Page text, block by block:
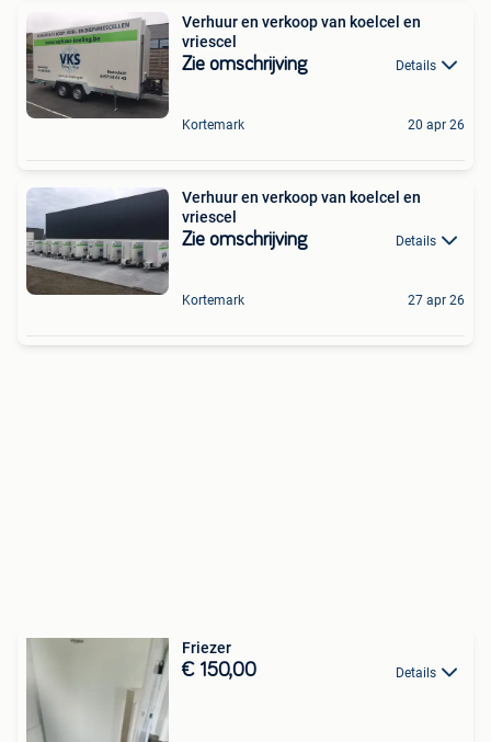
Verhuur en verkoop van koelcel en
vriescel
Zie omschrijving Details
Kortemark 20 apr 26
Verhuur en verkoop van koelcel en
vriescel
Zie omschrijving Details
Kortemark 27 apr 26
Friezer
€ 150,00 Details